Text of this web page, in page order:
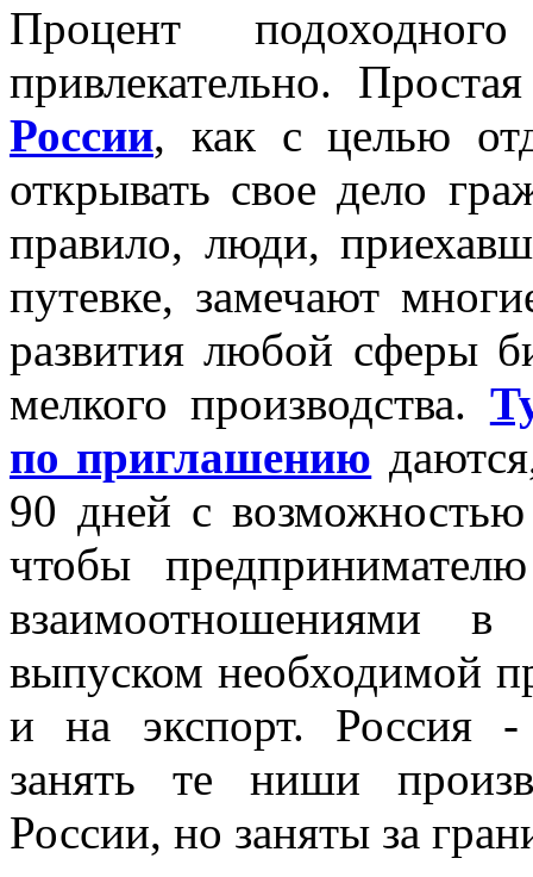
Процент
привлекательно.
России, как с целью
открывать свое дело
правило, люди,
путевке, замечают
развития любой сферы
мелкого производства.
по приглашению
90 дней с возможностью
чтобы
взаимоотношениями
выпуском необходимой
и на экспорт. Россия
занять те ниши
России, но заняты за